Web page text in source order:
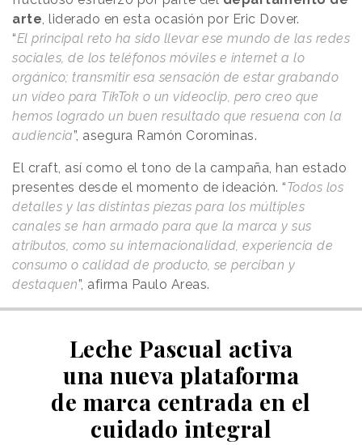
arte, liderado en esta ocasión por Eric Dover.
“El principal reto ha sido llevar ese mundo de las redes
sociales, de los teléfonos móviles e internet a lo
orgánico; transmitir esa sensación de estar grabando
un vídeo para TikTok o un videoclip, pero creo que
hemos logrado un buen resultado que resuena con la
audiencia”, asegura Ramón Corominas.
El craft, así como el tono de la campaña, han estado
presentes desde el momento de ideación. “Todos los
detalles y las distintas piezas para los múltiples
canales se han armado para que la marca y sus
atributos, como su internacionalidad, experiencia de
consumo o calidad de producto, se perciban y
destaquen”, afirma Paulo Areas.
Leche Pascual activa
una nueva plataforma
de marca centrada en el
cuidado integral